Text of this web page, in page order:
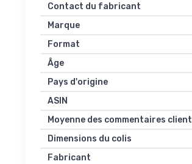
Contact du fabricant
Marque
Format
Âge
Pays d'origine
ASIN
Moyenne des commentaires client
Dimensions du colis
Fabricant